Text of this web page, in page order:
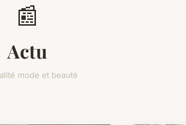
📰
Actu
mode et beauté